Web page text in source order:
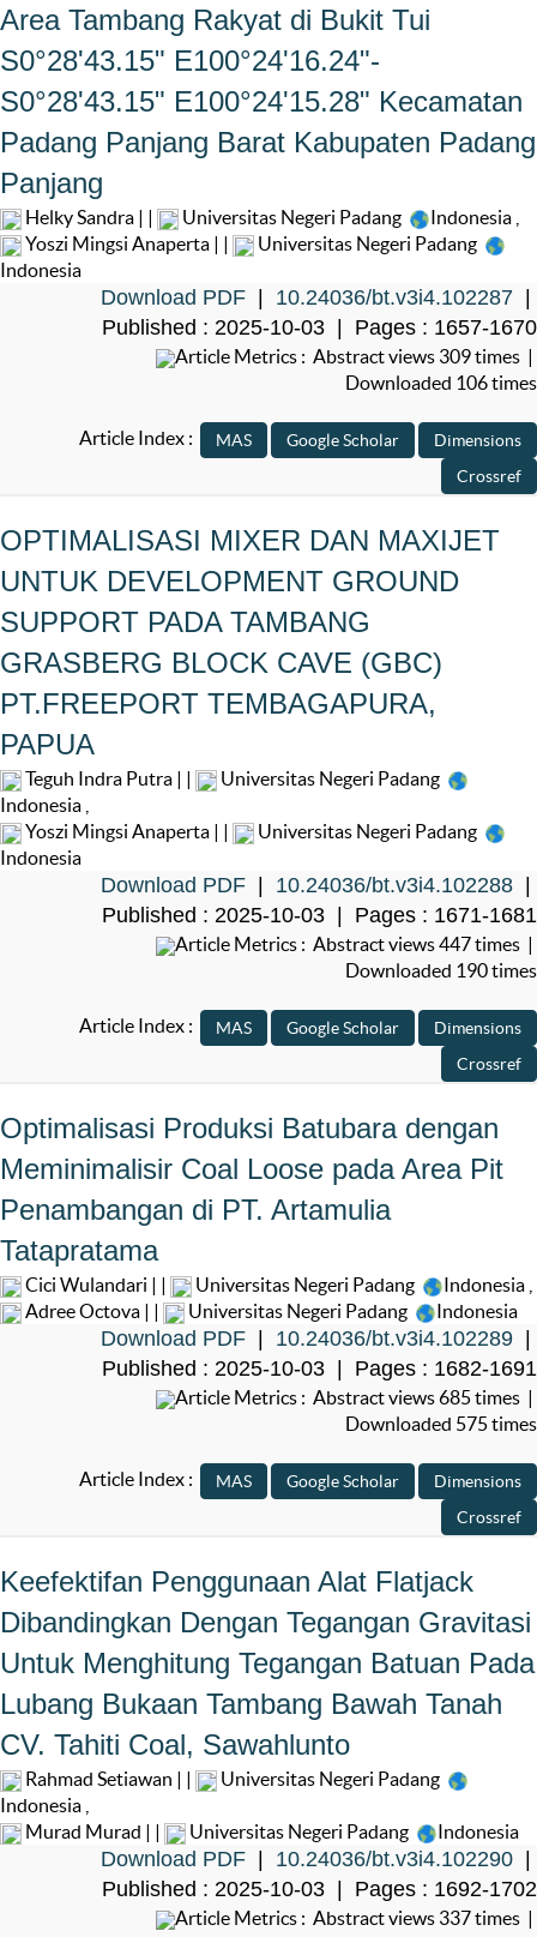
Area Tambang Rakyat di Bukit Tui
S0°28'43.15" E100°24'16.24"-
S0°28'43.15" E100°24'15.28" Kecamatan
Padang Panjang Barat Kabupaten Padang
Panjang
Helky Sandra | | Universitas Negeri Padang Indonesia
Yoszi Mingsi Anaperta | |
Universitas Negeri Padang
Indonesia
Download PDF 10.24036/bt.v3i4.102287
Published : 2025-10-03 | Pages : 1657-1670
Article Metrics : Abstract views 309 times |
Downloaded 106 times
Article Index :
OPTIMALISASI MIXER DAN MAXIJET
UNTUK DEVELOPMENT GROUND
SUPPORT PADA TAMBANG
GRASBERG BLOCK CAVE (GBC)
PT.FREEPORT TEMBAGAPURA,
PAPUA
Teguh Indra Putra | |
Universitas Negeri Padang
Indonesia
Yoszi Mingsi Anaperta | |
Universitas Negeri Padang
Indonesia
Download PDF 10.24036/bt.v3i4.102288
Published : 2025-10-03 | Pages : 1671-1681
Article Metrics : Abstract views 447 times |
Downloaded 190 times
Article Index :
Optimalisasi Produksi Batubara dengan
Meminimalisir Coal Loose pada Area Pit
Penambangan di PT. Artamulia
Tatapratama
Cici Wulandari | | Universitas Negeri Padang Indonesia
Adree Octova | |
Universitas Negeri Padang Indonesia
Download PDF 10.24036/bt.v3i4.102289
Published : 2025-10-03 | Pages : 1682-1691
Article Metrics : Abstract views 685 times |
Downloaded 575 times
Article Index :
Keefektifan Penggunaan Alat Flatjack
Dibandingkan Dengan Tegangan Gravitasi
Untuk Menghitung Tegangan Batuan Pada
Lubang Bukaan Tambang Bawah Tanah
CV. Tahiti Coal, Sawahlunto
Rahmad Setiawan | |
Universitas Negeri Padang
Indonesia
Murad Murad | |
Universitas Negeri Padang Indonesia
Download PDF 10.24036/bt.v3i4.102290
Published : 2025-10-03 | Pages : 1692-1702
Article Metrics : Abstract views 337 times |